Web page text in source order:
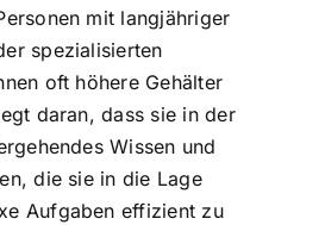
mit langjähriger
spezialisierten
oft höhere Gehälter
daran, dass sie in der
Wissen und
die sie in die Lage
Aufgaben effizient zu